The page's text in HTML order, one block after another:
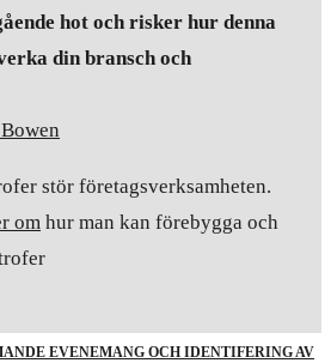
hot och risker hur denna
din bransch och
stör företagsverksamheten.
om hur man kan förebygga och
EVENEMANG OCH IDENTIFERING AV